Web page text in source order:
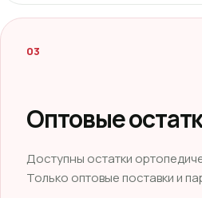
03
Оптовые
Доступны остатки
Только оптовые поставки и